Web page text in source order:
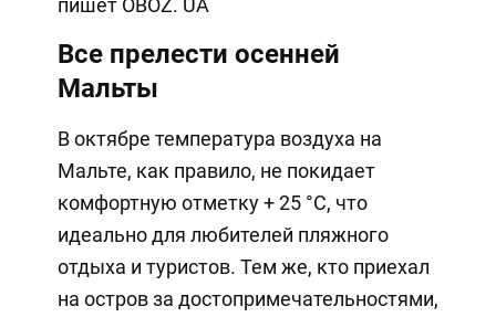
пишет OBOZ. UA
Все прелести осенней
Мальты
В октябре температура воздуха на
Мальте, как правило, не покидает
комфортную отметку + 25 °C, что
идеально для любителей пляжного
отдыха и туристов. Тем же, кто приехал
на остров за достопримечательностями,